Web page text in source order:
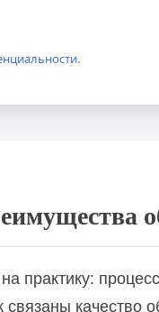
.
практику:
связаны качество